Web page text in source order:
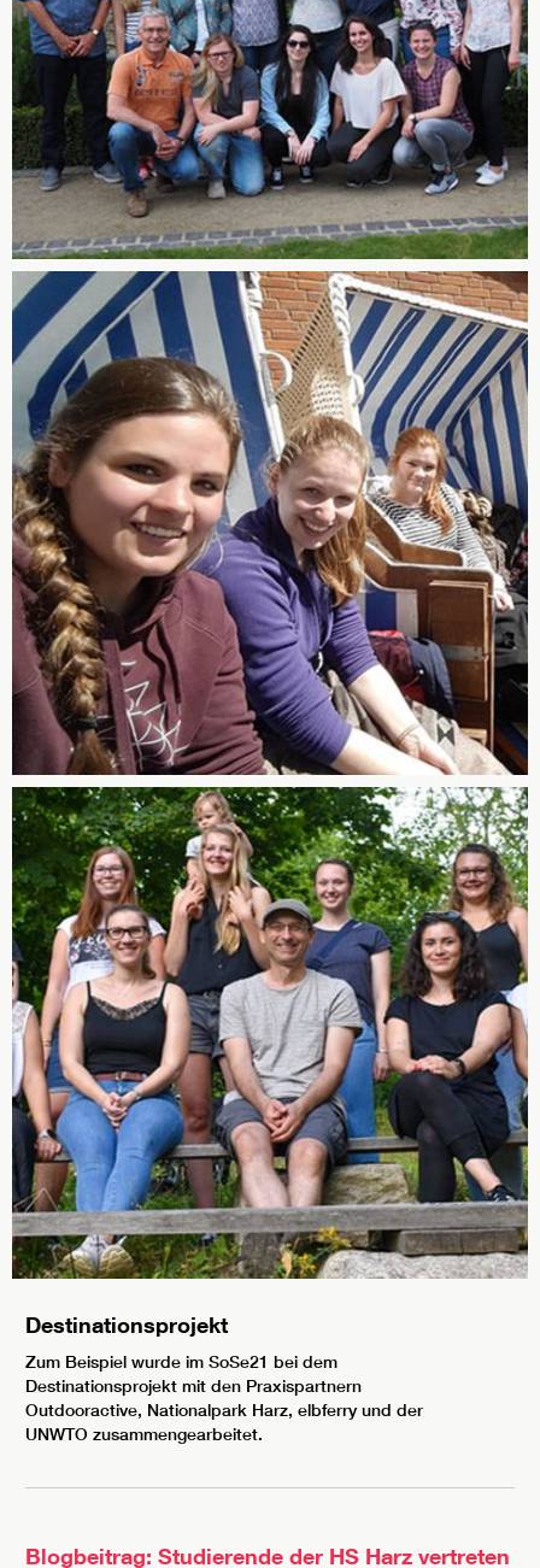
Destinationsprojekt
Zum Beispiel wurde im SoSe21 bei dem
Destinationsprojekt mit den Praxispartnern
Outdooractive, Nationalpark Harz, elbferry und der
UNWTO zusammengearbeitet.
Blogbeitrag: Studierende der HS Harz vertreten